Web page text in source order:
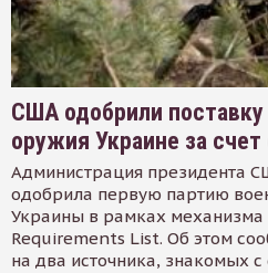
США одобрили поставку
оружия Украине за
Администрация президента
одобрила первую партию
Украины в рамках
Requirements List. Об этом
на два источника, знакомых с